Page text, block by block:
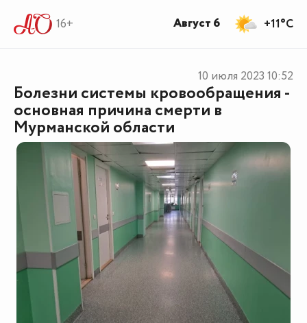
16+
Болезни системы кровообращения -
основная причина смерти в
Мурманской области
10 июля 2023 10:52
+11°C
Август 6